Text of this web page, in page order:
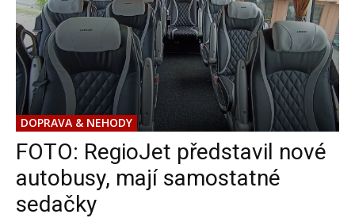
DOPRAVA & NEHODY
FOTO: RegioJet představil nové
autobusy, mají samostatné
sedačky